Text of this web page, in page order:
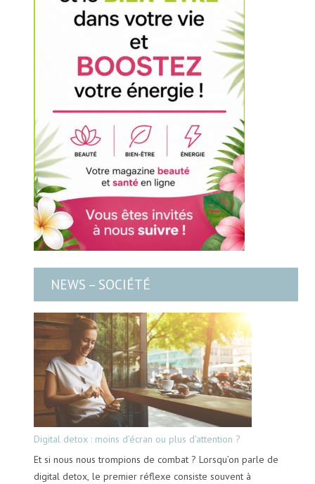
NEWS – SOCIÉTÉ
Digital detox : moins d’écran ou plus d’attention ?
Et si nous nous trompions de combat ? Lorsqu’on parle de
digital detox, le premier réflexe consiste souvent à